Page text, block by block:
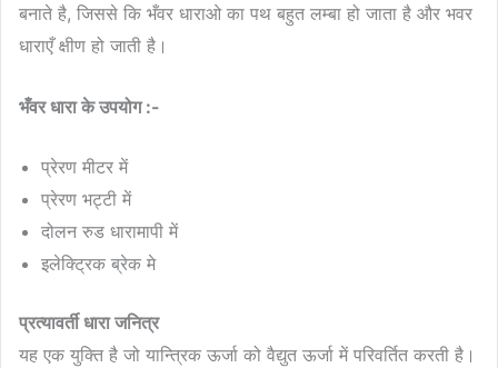
बनाते है, जिससे कि भँवर धाराओ का पथ बहुत लम्बा हो जाता है और भवर
धाराएँ क्षीण हो जाती है।
भँवर धारा के उपयोग :-
प्रेरण मीटर में
प्रेरण भट्टी में
दोलन रुड धारामापी में
इलेक्ट्रिक ब्रेक मे
प्रत्यावर्ती धारा जनित्र
यह एक युक्ति है जो यान्त्रिक ऊर्जा को वैद्युत ऊर्जा में परिवर्तित करती है।